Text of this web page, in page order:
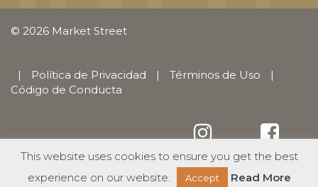
© 2026 Market Street
| Política de Privacidad | Términos de Uso
|
Código de Conducta
This website uses cookies to ensure you get the best
experience on our website.
Accept Read More
English(Inglés ) Español